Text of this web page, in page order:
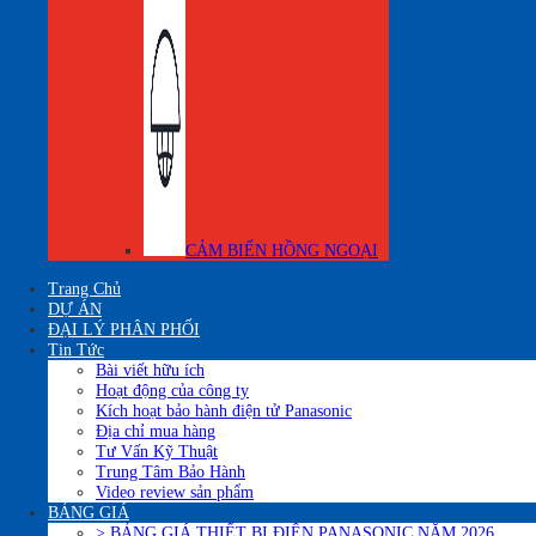
CẢM BIẾN HỒNG NGOẠI
Trang Chủ
DỰ ÁN
ĐẠI LÝ PHÂN PHỐI
Tin Tức
Bài viết hữu ích
Hoạt động của công ty
Kích hoạt bảo hành điện tử Panasonic
Địa chỉ mua hàng
Tư Vấn Kỹ Thuật
Trung Tâm Bảo Hành
Video review sản phẩm
BẢNG GIÁ